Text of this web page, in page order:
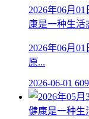
2026年06月
康是一种生活
2026年06月
原...
2026-06-01 609